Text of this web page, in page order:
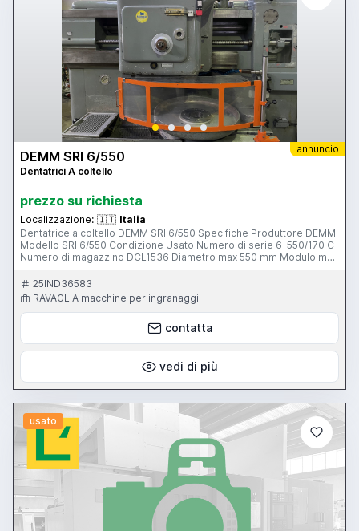
annuncio
DEMM SRI 6/550
Dentatrici A coltello
prezzo su richiesta
Localizzazione: 🇮🇹 Italia
Dentatrice a coltello DEMM SRI 6/550 Specifiche Produttore DEMM
Modello SRI 6/550 Condizione Usato Numero di serie 6-550/170 C
Numero di magazzino DCL1536 Diametro max 550 mm Modulo max
6 Massima larghezza della fascia dentata 75 mm Corsa massima
del mandrino 80 mm Diametro del mandrino 85 mm Completa di
Manuale di istruzione Ingranaggi di ricambio
25IND36583
RAVAGLIA macchine per ingranaggi
contatta
vedi di più
usato